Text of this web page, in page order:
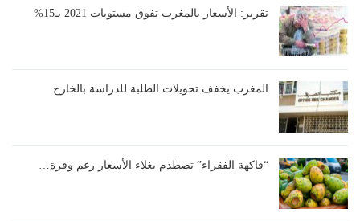
تقرير: الأسعار بالمغرب تفوق مستويات 2021 بـ15%
المغرب يخفف تحويلات الطلبة للدراسة بالخارج
“فاكهة الفقراء” تصطدم بغلاء الأسعار رغم وفرة…